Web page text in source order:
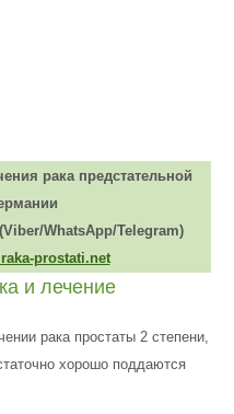
рака предстательной
WhatsApp/Telegram)
prostati.net
и лечение
рака простаты 2 степени,
хорошо поддаются